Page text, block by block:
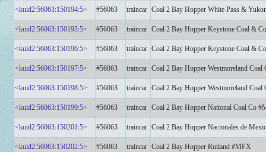
<kuid2:56063:150194:5> #56063 traincar Coal 2 Bay Hopper White Pass &
<kuid2:56063:150195:5> #56063 traincar Coal 2 Bay Hopper Keystone Coal &
<kuid2:56063:150196:5> #56063 traincar Coal 2 Bay Hopper Keystone Coal &
<kuid2:56063:150197:5> #56063 traincar Coal 2 Bay Hopper Westmoreland
<kuid2:56063:150198:5> #56063 traincar Coal 2 Bay Hopper Westmoreland
<kuid2:56063:150199:5> #56063 traincar Coal 2 Bay Hopper National Coal Co
<kuid2:56063:150201:5> #56063 traincar Coal 2 Bay Hopper Nacionales de
<kuid2:56063:150202:5> #56063 traincar Coal 2 Bay Hopper Rutland #MFX